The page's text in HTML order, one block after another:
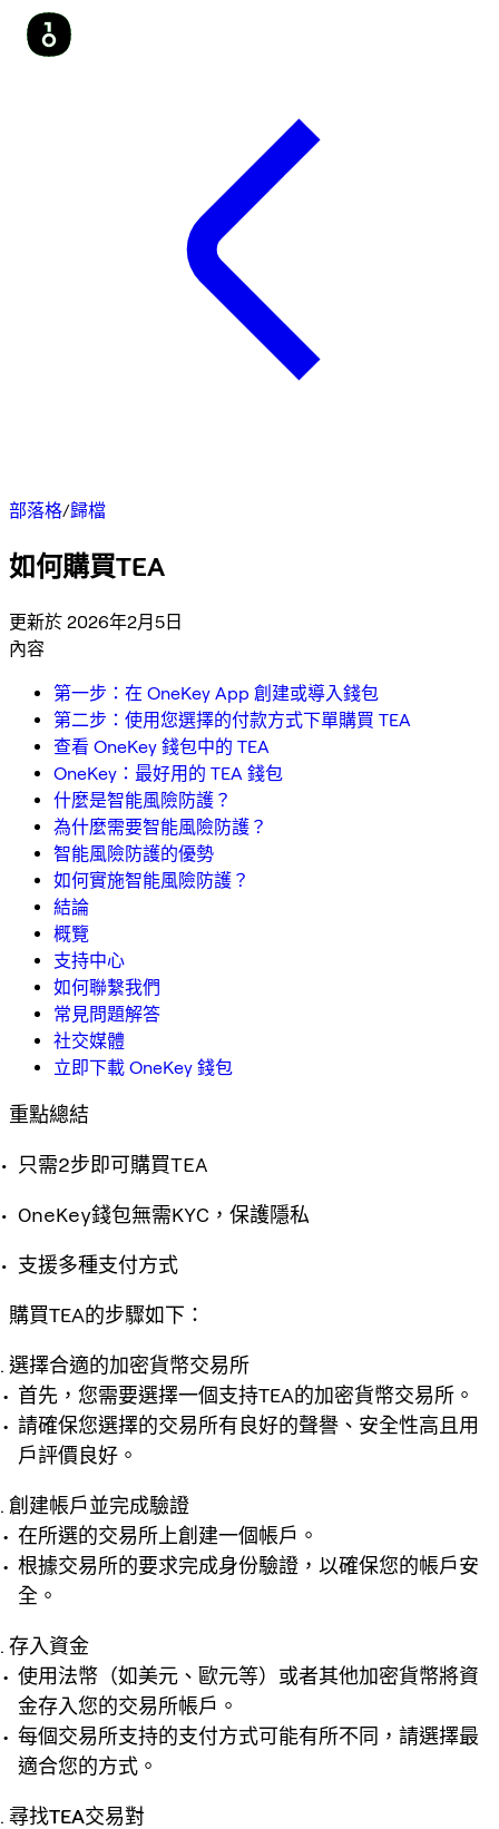
部落格/歸檔
如何購買TEA
更新於 2026年2月5日
內容
第一步：在 OneKey App 創建或導入錢包
第二步：使用您選擇的付款方式下單購買 TEA
查看 OneKey 錢包中的 TEA
OneKey：最好用的 TEA 錢包
什麼是智能風險防護？
為什麼需要智能風險防護？
智能風險防護的優勢
如何實施智能風險防護？
結論
概覽
支持中心
如何聯繫我們
常見問題解答
社交媒體
立即下載 OneKey 錢包
重點總結
只需2步即可購買TEA
OneKey錢包無需KYC，保護隱私
支援多種支付方式
購買TEA的步驟如下：
選擇合適的加密貨幣交易所
首先，您需要選擇一個支持TEA的加密貨幣交易所。
請確保您選擇的交易所有良好的聲譽、安全性高且用
戶評價良好。
創建帳戶並完成驗證
在所選的交易所上創建一個帳戶。
根據交易所的要求完成身份驗證，以確保您的帳戶安
全。
存入資金
使用法幣（如美元、歐元等）或者其他加密貨幣將資
金存入您的交易所帳戶。
每個交易所支持的支付方式可能有所不同，請選擇最
適合您的方式。
尋找TEA交易對